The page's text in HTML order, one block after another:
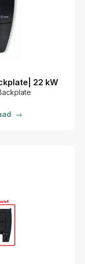
22 kW
→